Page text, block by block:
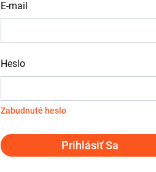
E-mail
Heslo
Zabudnuté heslo
Prihlásiť Sa